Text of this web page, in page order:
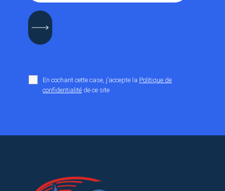
En cochant cette case, j’accepte la Politique de
confidentialité de ce site